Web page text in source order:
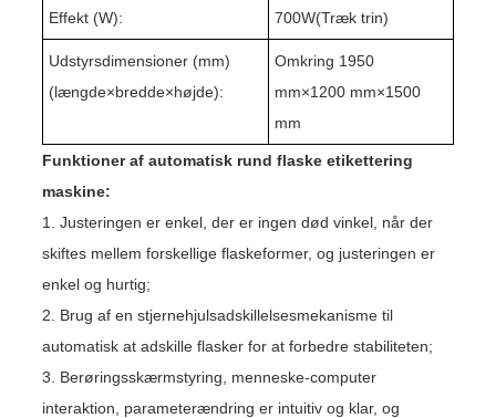
Effekt (W): 700W(Træk trin)
Udstyrsdimensioner (mm)
(længde×bredde×højde):
Omkring 1950
mm×1 200 mm×1500
mm
Funktioner af automatisk rund flaske etikettering
maskine:
1. Justeringen er enkel, der er ingen død vinkel, når der
skiftes mellem forskellige flaskeformer, og justeringen er
enkel og hurtig;
2. Brug af en stjernehjulsadskillelsesmekanisme til
automatisk at adskille flasker for at forbedre stabiliteten;
3. Berøringsskærmstyring, menneske-computer
interaktion, parameterændring er intuitiv og klar, og